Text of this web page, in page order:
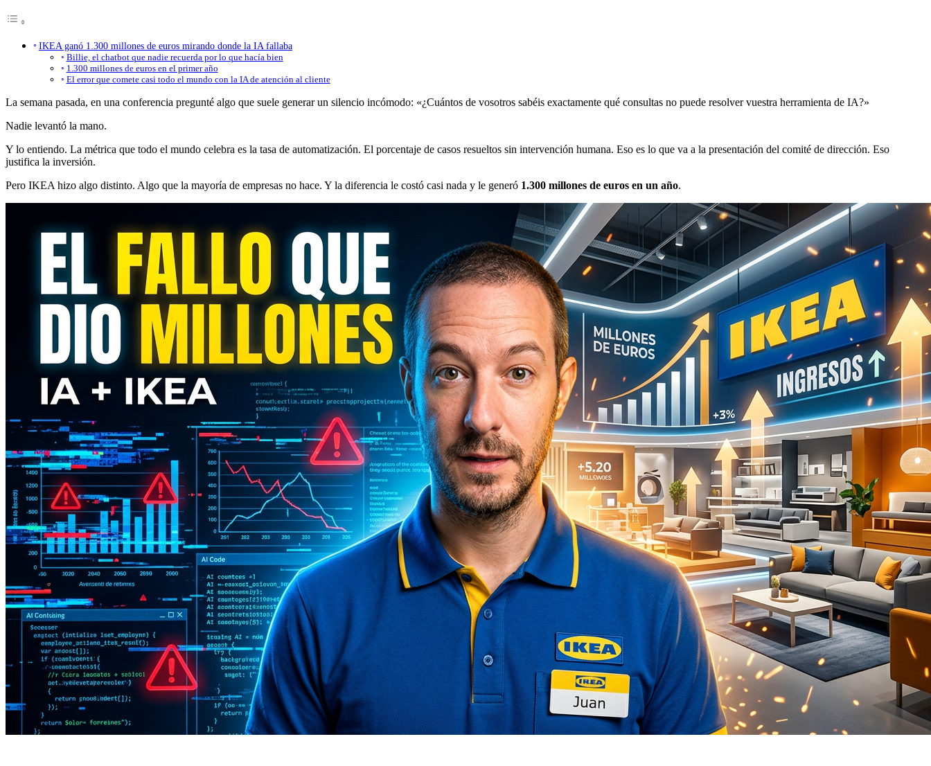
IKEA ganó 1.300 millones de euros mirando donde la IA fallaba
Billie, el chatbot que nadie recuerda por lo que hacía bien
1.300 millones de euros en el primer año
El error que comete casi todo el mundo con la IA de atención al cliente
La semana pasada, en una conferencia pregunté algo que suele generar un silencio incómodo: «¿Cuántos de vosotros sabéis exactamente qué consultas no puede resolver vuestra herramienta de IA?»
Nadie levantó la mano.
Y lo entiendo. La métrica que todo el mundo celebra es la tasa de automatización. El porcentaje de casos resueltos sin intervención humana. Eso es lo que va a la presentación del comité de dirección. Eso
justifica la inversión.
Pero IKEA hizo algo distinto. Algo que la mayoría de empresas no hace. Y la diferencia le costó casi nada y le generó 1.300 millones de euros en un año.